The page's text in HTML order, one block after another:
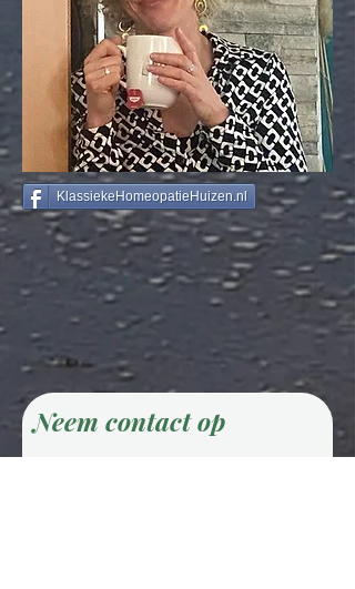
KlassiekeHomeopatieHuizen.nl
Neem contact op